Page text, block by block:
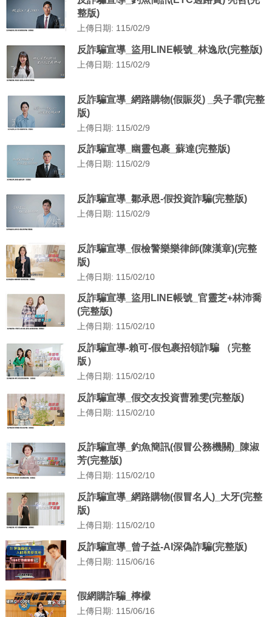
整版)
上傳日期: 115/02/9
反詐騙宣導_盜用LINE帳號_林逸欣(完整版)
上傳日期: 115/02/9
反詐騙宣導_網路購物(假賑災) _吳子霏(完整
版)
上傳日期: 115/02/9
反詐騙宣導_幽靈包裹_蘇達(完整版)
上傳日期: 115/02/9
反詐騙宣導_鄒承恩-假投資詐騙(完整版)
上傳日期: 115/02/9
反詐騙宣導_假檢警樂樂律師(陳漢章)(完整
版)
上傳日期: 115/02/10
反詐騙宣導_盜用LINE帳號_官靈芝+林沛喬
(完整版)
上傳日期: 115/02/10
反詐騙宣導-賴可-假包裹招領詐騙 （完整
版）
上傳日期: 115/02/10
反詐騙宣導_假交友投資曹雅雯(完整版)
上傳日期: 115/02/10
反詐騙宣導_釣魚簡訊(假冒公務機關)_陳淑
芳(完整版)
上傳日期: 115/02/10
反詐騙宣導_網路購物(假冒名人)_大牙(完整
版)
上傳日期: 115/02/10
反詐騙宣導_曾子益-AI深偽詐騙(完整版)
上傳日期: 115/06/16
假網購詐騙_檸檬
上傳日期: 115/06/16